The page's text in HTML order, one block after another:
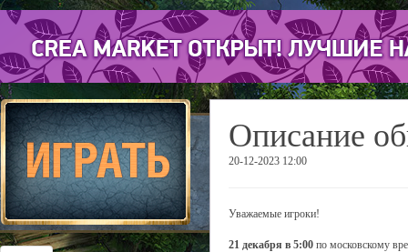
Описание
20-12-2023 12:00
Уважаемые игроки!
21 декабря в 5:00 по московскому